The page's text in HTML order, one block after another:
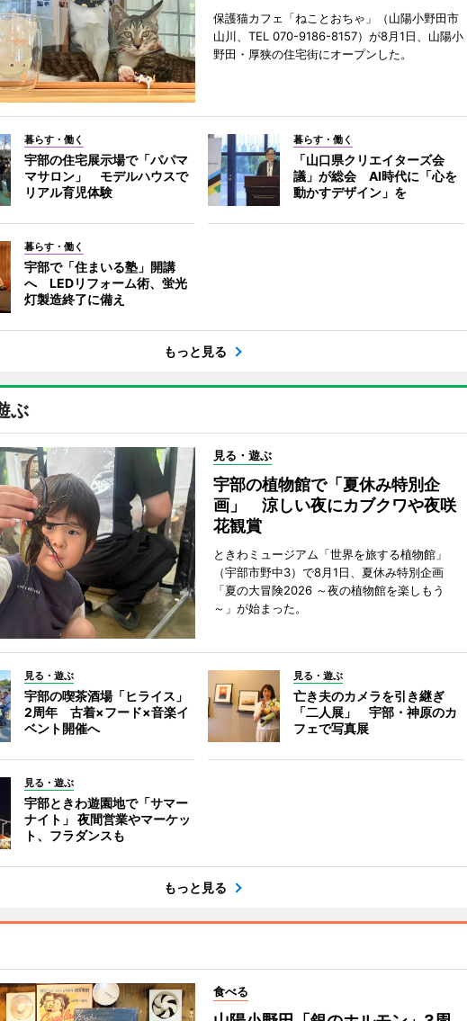
保護猫カフェ「ねことおちゃ」（山陽小野田市
山川、TEL 070-9186-8157）が8月1日、山陽小
野田・厚狭の住宅街にオープンした。
暮らす・働く
宇部の住宅展示場で「パパマ
マサロン」 モデルハウスで
リアル育児体験
暮らす・働く
「山口県クリエイターズ会
議」が総会 AI時代に「心を
動かすデザイン」を
暮らす・働く
宇部で「住まいる塾」開講
へ LEDリフォーム術、蛍光
灯製造終了に備え
もっと見る
ぶ
見る・遊ぶ
宇部の植物館で「夏休み特別企
画」 涼しい夜にカブクワや夜咲
花観賞
ときわミュージアム「世界を旅する植物館」
（宇部市野中3）で8月1日、夏休み特別企画
「夏の大冒険2026 ～夜の植物館を楽しもう
～」が始まった。
見る・遊ぶ
宇部の喫茶酒場「ヒライス」
2周年 古着×フード×音楽イ
ベント開催へ
見る・遊ぶ
亡き夫のカメラを引き継ぎ
「二人展」 宇部・神原のカ
フェで写真展
見る・遊ぶ
宇部ときわ遊園地で「サマー
ナイト」 夜間営業やマーケッ
ト、フラダンスも
もっと見る
食べる